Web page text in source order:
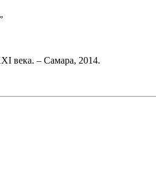
века. – Самара, 2014.